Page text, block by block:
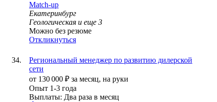
Match-up
Екатеринбург
Геологическая и еще 3
Можно без резюме
Откликнуться
Региональный менеджер по развитию дилерской
сети
от 130 000 ₽ за месяц, на руки
Опыт 1-3 года
Выплаты: Два раза в месяц